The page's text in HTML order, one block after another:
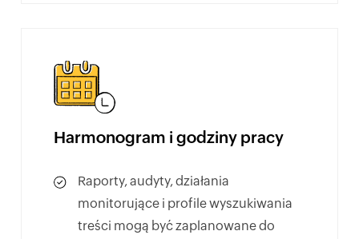
Harmonogram i godziny pracy
Raporty, audyty, działania
monitorujące i profile wyszukiwania
treści mogą być zaplanowane do